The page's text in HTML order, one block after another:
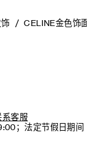
CELINE金色饰面大
系客服
；法定节假日期间